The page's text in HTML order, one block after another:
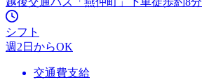
シフト
週2日からOK
交通費支給